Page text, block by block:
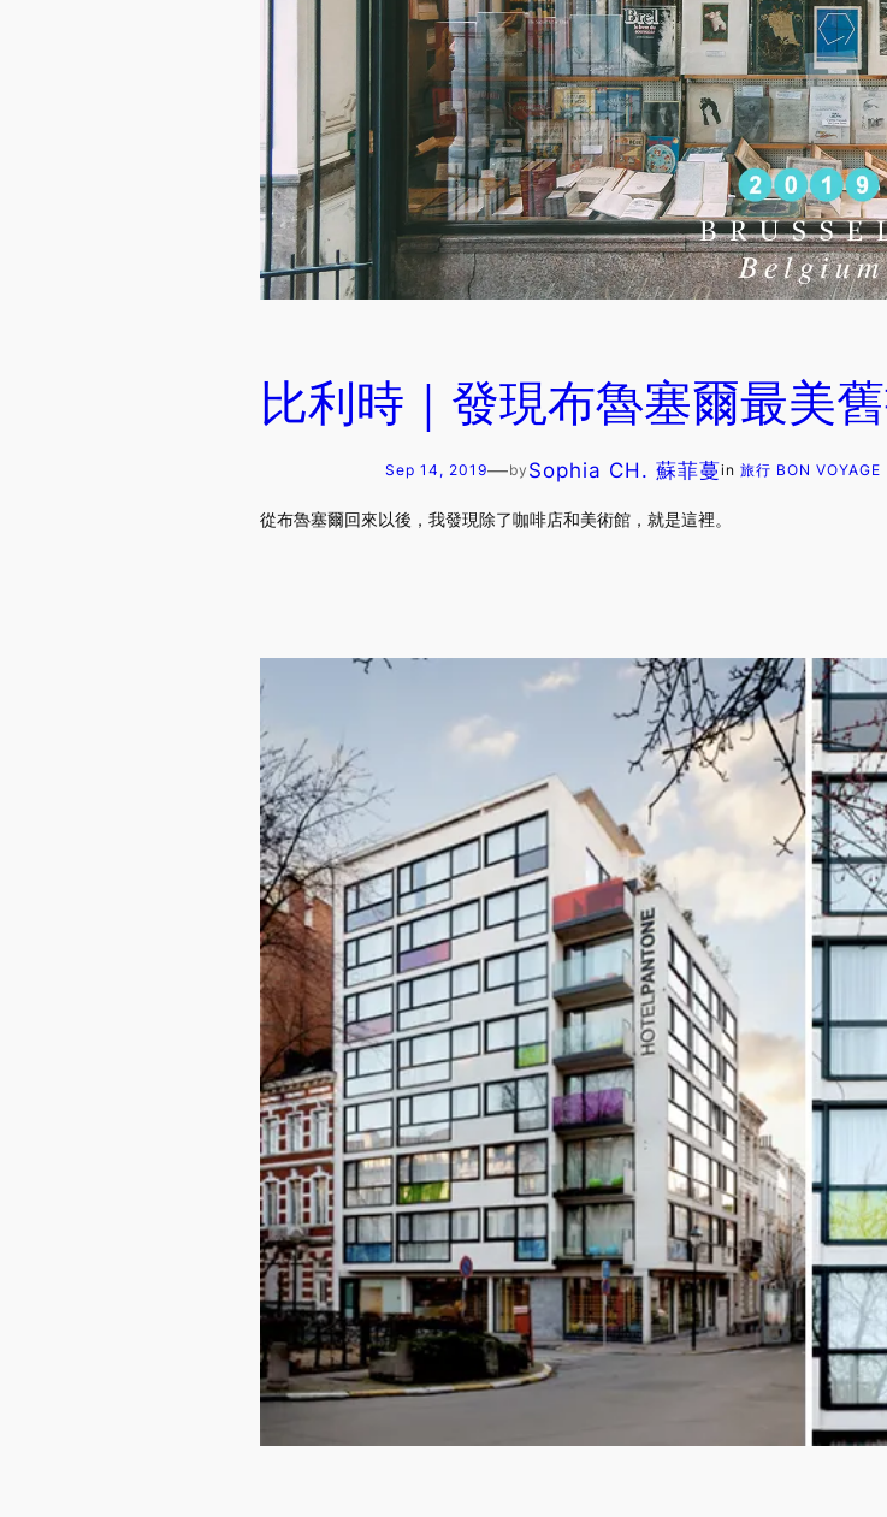
比利時｜發現布魯塞爾最美
Sep 14, 2019—by Sophia CH. 蘇菲蔓in 旅行 BON VOYAGE
從布魯塞爾回來以後，我發現除了咖啡店和美術館，就是這裡。